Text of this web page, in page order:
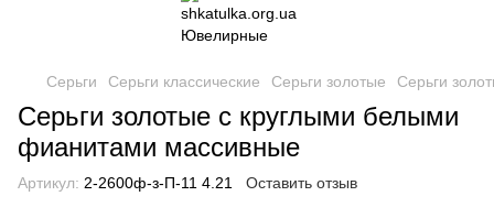
Серьги Серьги классические Серьги золотые Серьги
Серьги золотые с круглыми белыми
фианитами массивные
Артикул: 2-2600ф-з-П-11 4.21 Оставить отзыв